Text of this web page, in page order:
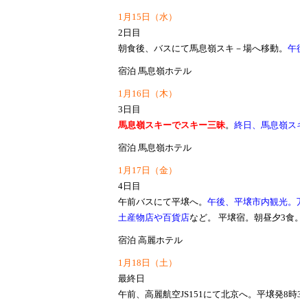
1月15日（水）
2日目
朝食後、バスにて馬息嶺スキ－場へ移動。 午
宿泊 馬息嶺ホテル
1月16日（木）
3日目
馬息嶺スキーでスキー三昧。 終日、馬息嶺ス
宿泊 馬息嶺ホテル
1月17日（金）
4日目
午前バスにて平壌へ。 午後、平壌市内観光。
土産物店や百貨店など。 平壌宿。朝昼夕3食。
宿泊 高麗ホテル
1月18日（土）
最終日
午前、高麗航空JS151にて北京へ。平壌発8